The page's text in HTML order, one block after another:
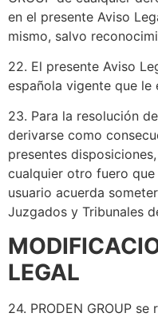
en el presente Aviso
mismo, salvo
22. El presente Aviso
española vigente que le
23. Para la resolución
derivarse como
presentes
cualquier otro fuero
usuario acuerda
Juzgados y Tribunales
LEGAL
24. PRODEN GROUP